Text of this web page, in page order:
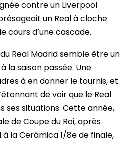
contre un Liverpool
un Real à cloche
cours d’une cascade.
Real Madrid semble être un
saison passée. Une
à en donner le tournis, et
de voir que le Real
ses situations. Cette année,
de Coupe du Roi, après
la Cerámica 1/8e de finale,